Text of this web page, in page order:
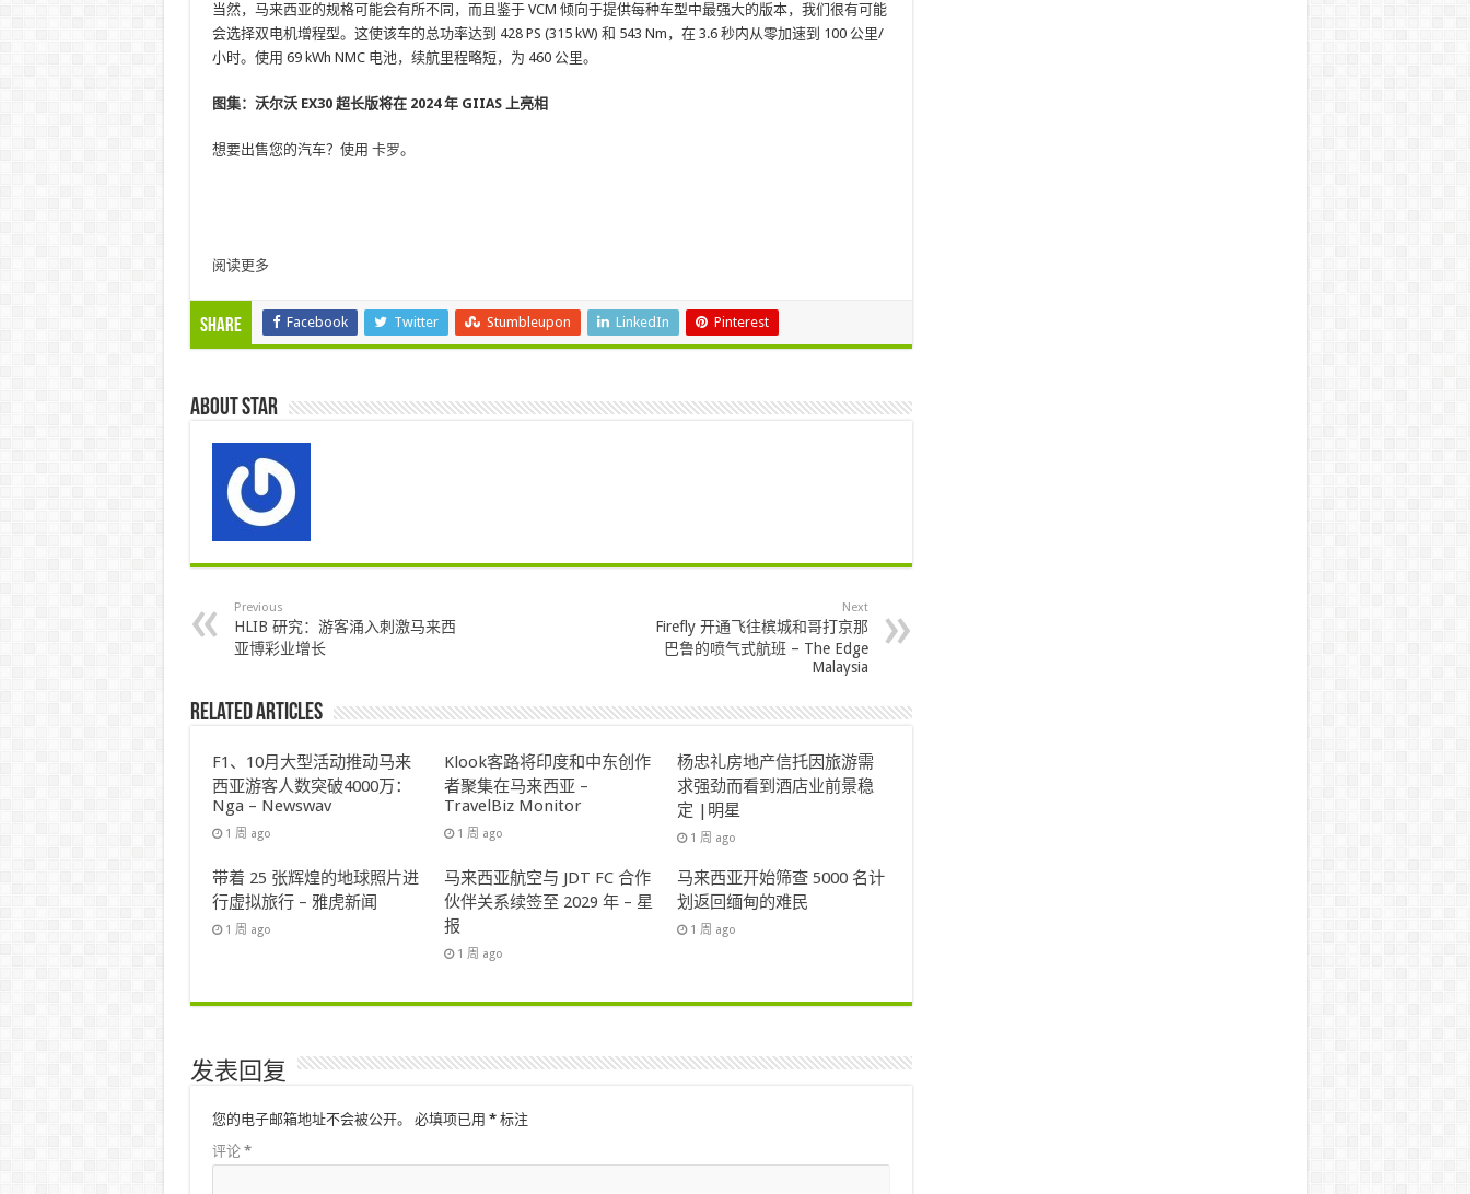
当然，马来西亚的规格可能会有所不同，而且鉴于 VCM 倾向于提供每种车型中最强大的版本，我们很有可能
会选择双电机增程型。这使该车的总功率达到 428 PS (315 kW) 和 543 Nm，在 3.6 秒内从零加速到 100 公里/
小时。使用 69 kWh NMC 电池，续航里程略短，为 460 公里。
图集：沃尔沃 EX30 超长版将在 2024 年 GIIAS 上亮相
想要出售您的汽车？使用 卡罗。
阅读更多
Share Facebook Twitter Stumbleupon LinkedIn Pinterest
About star
Previous
HLIB 研究：游客涌入刺激马来西
亚博彩业增长
Next
Firefly 开通飞往槟城和哥打京那
巴鲁的喷气式航班 – The Edge
Malaysia
Related Articles
F1、10月大型活动推动马来
西亚游客人数突破4000万：
Nga – Newswav
1 周 ago
Klook客路将印度和中东创作
者聚集在马来西亚 –
TravelBiz Monitor
1 周 ago
杨忠礼房地产信托因旅游需
求强劲而看到酒店业前景稳
定 |明星
1 周 ago
带着 25 张辉煌的地球照片进
行虚拟旅行 – 雅虎新闻
1 周 ago
马来西亚航空与 JDT FC 合作
伙伴关系续签至 2029 年 – 星
报
1 周 ago
马来西亚开始筛查 5000 名计
划返回缅甸的难民
1 周 ago
发表回复
您的电子邮箱地址不会被公开。 必填项已用 *标注
评论 *